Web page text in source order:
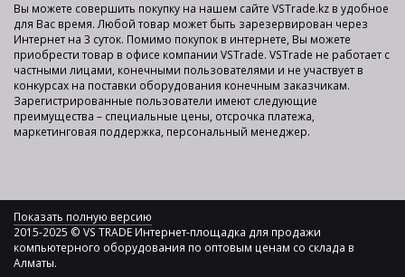
Вы можете совершить покупку на нашем сайте VSTrade.kz в удобное
для Вас время. Любой товар может быть зарезервирован через
Интернет на 3 суток. Помимо покупок в интернете, Вы можете
приобрести товар в офисе компании VSTrade. VSTrade не работает с
частными лицами, конечными пользователями и не участвует в
конкурсах на поставки оборудования конечным заказчикам.
Зарегистрированные пользователи имеют следующие
преимущества – специальные цены, отсрочка платежа,
маркетинговая поддержка, персональный менеджер.
Показать полную версию
2015-2025 © VS TRADE Интернет-площадка для продажи
компьютерного оборудования по оптовым ценам со склада в
Алматы.